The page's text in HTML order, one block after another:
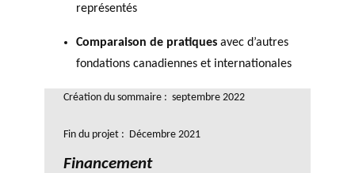
représentés
Comparaison de pratiques avec d’autres
fondations canadiennes et internationales
Création du sommaire : septembre 2022
Fin du projet : Décembre 2021
Financement